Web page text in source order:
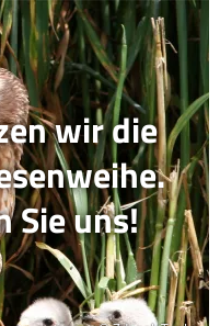
wir die
Sie uns!